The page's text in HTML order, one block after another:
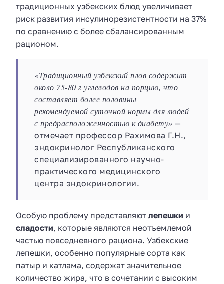
традиционных узбекских блюд увеличивает
риск развития инсулинорезистентности на 37%
по сравнению с более сбалансированным
рационом.
«Традиционный узбекский плов содержит
около 75-80 г углеводов на порцию, что
составляет более половины
рекомендуемой суточной нормы для людей
с предрасположенностью к диабету» —
отмечает профессор Рахимова Г.Н.,
эндокринолог Республиканского
специализированного научно-
практического медицинского
центра эндокринологии.
Особую проблему представляют лепешки и
сладости, которые являются неотъемлемой
частью повседневного рациона. Узбекские
лепешки, особенно популярные сорта как
патыр и катлама, содержат значительное
количество жира, что в сочетании с высоким